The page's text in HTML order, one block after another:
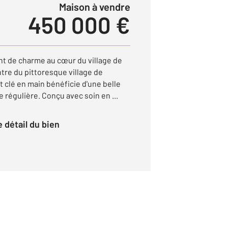
Maison à vendre
450 000 €
de charme au cœur du village de
du pittoresque village de
en main bénéficie d'une belle
Conçu avec soin en ...
détail du bien